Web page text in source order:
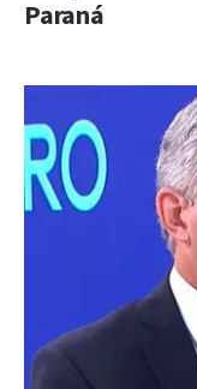
Paraná